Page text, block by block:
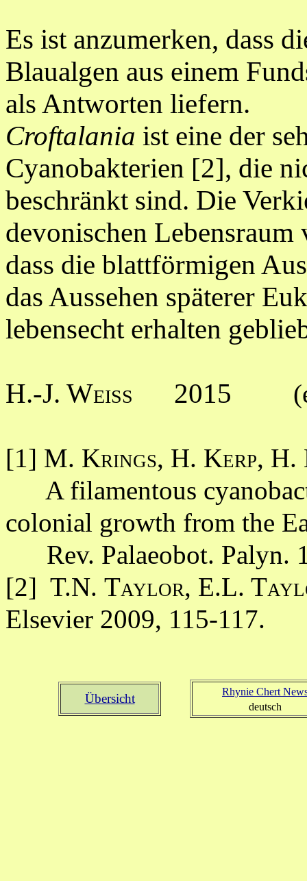
Es ist anzumerken, dass
Blaualgen aus einem
als Antworten liefern.
Croftalania ist eine der
Cyanobakterien [2], die
beschränkt sind. Die
devonischen
dass die blattförmigen
das Aussehen späterer
lebensecht erhalten
H.-J. Weiss 2015
[1] M. Krings, H. Kerp, H.
A filamentous
colonial growth from the
Rev. Palaeobot. Palyn.
[2] T.N. Taylor, E.L.
Elsevier 2009, 115-117.
Übersicht
Rhynie Chert
deutsch